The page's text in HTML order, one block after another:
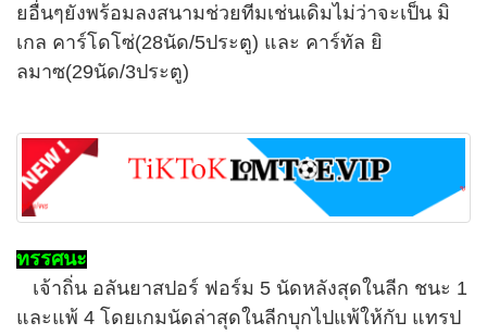
ยอื่นๆยังพร้อมลงสนามช่วยทีมเช่นเดิมไม่ว่าจะเป็น มิ
เกล คาร์โดโซ่(28นัด/5ประตู) และ คาร์ทัล ยิ
ลมาซ(29นัด/3ประตู)
ทรรศนะ
เจ้าถิ่น อลันยาสปอร์ ฟอร์ม 5 นัดหลังสุดในลีก ชนะ 1
และแพ้ 4 โดยเกมนัดล่าสุดในลีกบุกไปแพ้ให้กับ แทรป